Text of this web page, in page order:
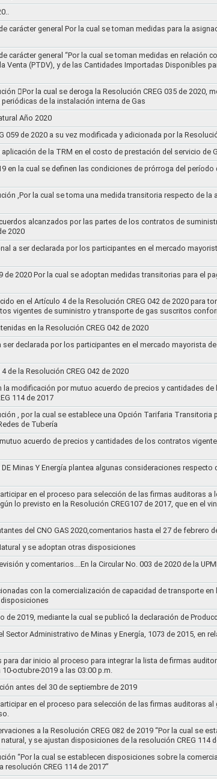
carácter general Por la cual se toman medidas para la
carácter general “Por la cual se toman medidas en relación
(PTDV), y de las Cantidades Importadas Disponibles
􀂴Por la cual se deroga la Resolución CREG 035 de 2020,
de la instalación interna de Gas
Año 2020
059 de 2020 a su vez modificada y adicionada por la
de la TRM en el costo de prestación del servicio de
en la cual se definen las condiciones de prórroga del
,Por la cual se toma una medida transitoria respecto de la
alcanzados por las partes de los contratos de
2020
a ser declarada por los participantes en el mercado
de 2020 Por la cual se adoptan medidas transitorias para el
en el Artículo 4 de la Resolución CREG 042 de 2020 para
vigentes de suministro y transporte de gas suscritos
en la Resolución CREG 042 de 2020
declarada por los participantes en el mercado mayorista
de la Resolución CREG 042 de 2020
modificación por mutuo acuerdo de precios y cantidades
114 de 2017
, por la cual se establece una Opción Tarifaria
de Tubería
acuerdo de precios y cantidades de los contratos
Minas Y Energía plantea algunas consideraciones
en el proceso para selección de las firmas auditoras
lo previsto en la Resolución CREG107 de 2017, que en el
del CNO GAS 2020,comentarios hasta el 27 de febrero
y se adoptan otras disposiciones
y comentarios….En la Circular No. 003 de 2020 de la
con la comercialización de capacidad de transporte
2019, mediante la cual se publicó la declaración de
Sector Administrativo de Minas y Energía, 1073 de 2015, en
dar inicio al proceso para integrar la lista de firmas
octubre-2019 a las 03:00 p.m.
antes del 30 de septiembre de 2019
en el proceso para selección de las firmas auditoras
a la Resolución CREG 082 de 2019 “Por la cual se
y se ajustan disposiciones de la resolución CREG 114
“Por la cual se establecen disposiciones sobre la
CREG 114 de 2017”